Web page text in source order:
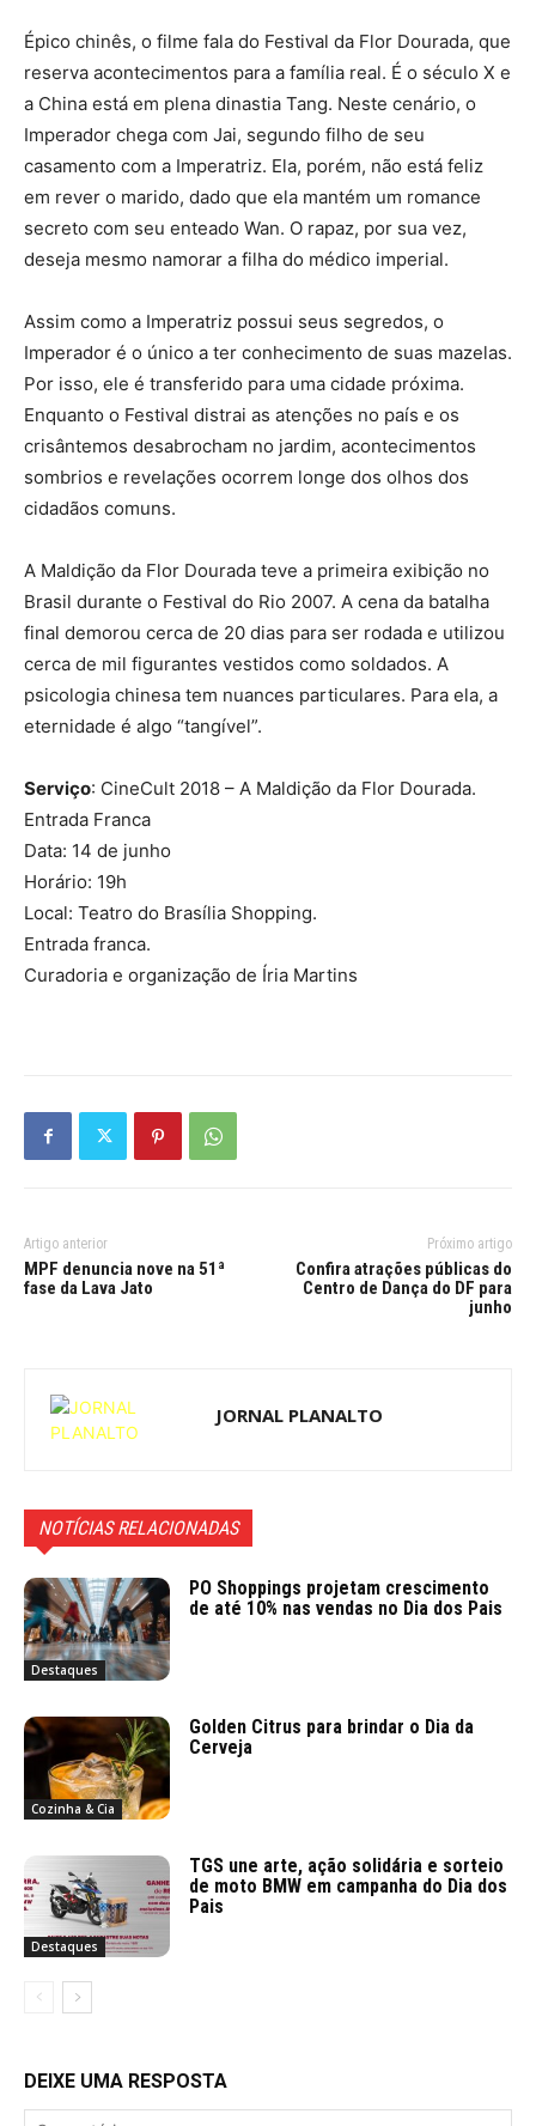
Épico chinês, o filme fala do Festival da Flor Dourada, que
reserva acontecimentos para a família real. É o século X e
a China está em plena dinastia Tang. Neste cenário, o
Imperador chega com Jai, segundo filho de seu
casamento com a Imperatriz. Ela, porém, não está feliz
em rever o marido, dado que ela mantém um romance
secreto com seu enteado Wan. O rapaz, por sua vez,
deseja mesmo namorar a filha do médico imperial.
Assim como a Imperatriz possui seus segredos, o
Imperador é o único a ter conhecimento de suas mazelas.
Por isso, ele é transferido para uma cidade próxima.
Enquanto o Festival distrai as atenções no país e os
crisântemos desabrocham no jardim, acontecimentos
sombrios e revelações ocorrem longe dos olhos dos
cidadãos comuns.
A Maldição da Flor Dourada teve a primeira exibição no
Brasil durante o Festival do Rio 2007. A cena da batalha
final demorou cerca de 20 dias para ser rodada e utilizou
cerca de mil figurantes vestidos como soldados. A
psicologia chinesa tem nuances particulares. Para ela, a
eternidade é algo “tangível”.
Serviço: CineCult 2018 – A Maldição da Flor Dourada.
Entrada Franca
Data: 14 de junho
Horário: 19h
Local: Teatro do Brasília Shopping.
Entrada franca.
Curadoria e organização de Íria Martins
Artigo anterior
MPF denuncia nove na 51ª
fase da Lava Jato
Próximo artigo
Confira atrações públicas do
Centro de Dança do DF para
junho
JORNAL PLANALTO
NOTÍCIAS RELACIONADAS
Destaques
PO Shoppings projetam crescimento
de até 10% nas vendas no Dia dos Pais
Cozinha & Cia
Golden Citrus para brindar o Dia da
Cerveja
Destaques
TGS une arte, ação solidária e sorteio
de moto BMW em campanha do Dia dos
Pais
DEIXE UMA RESPOSTA